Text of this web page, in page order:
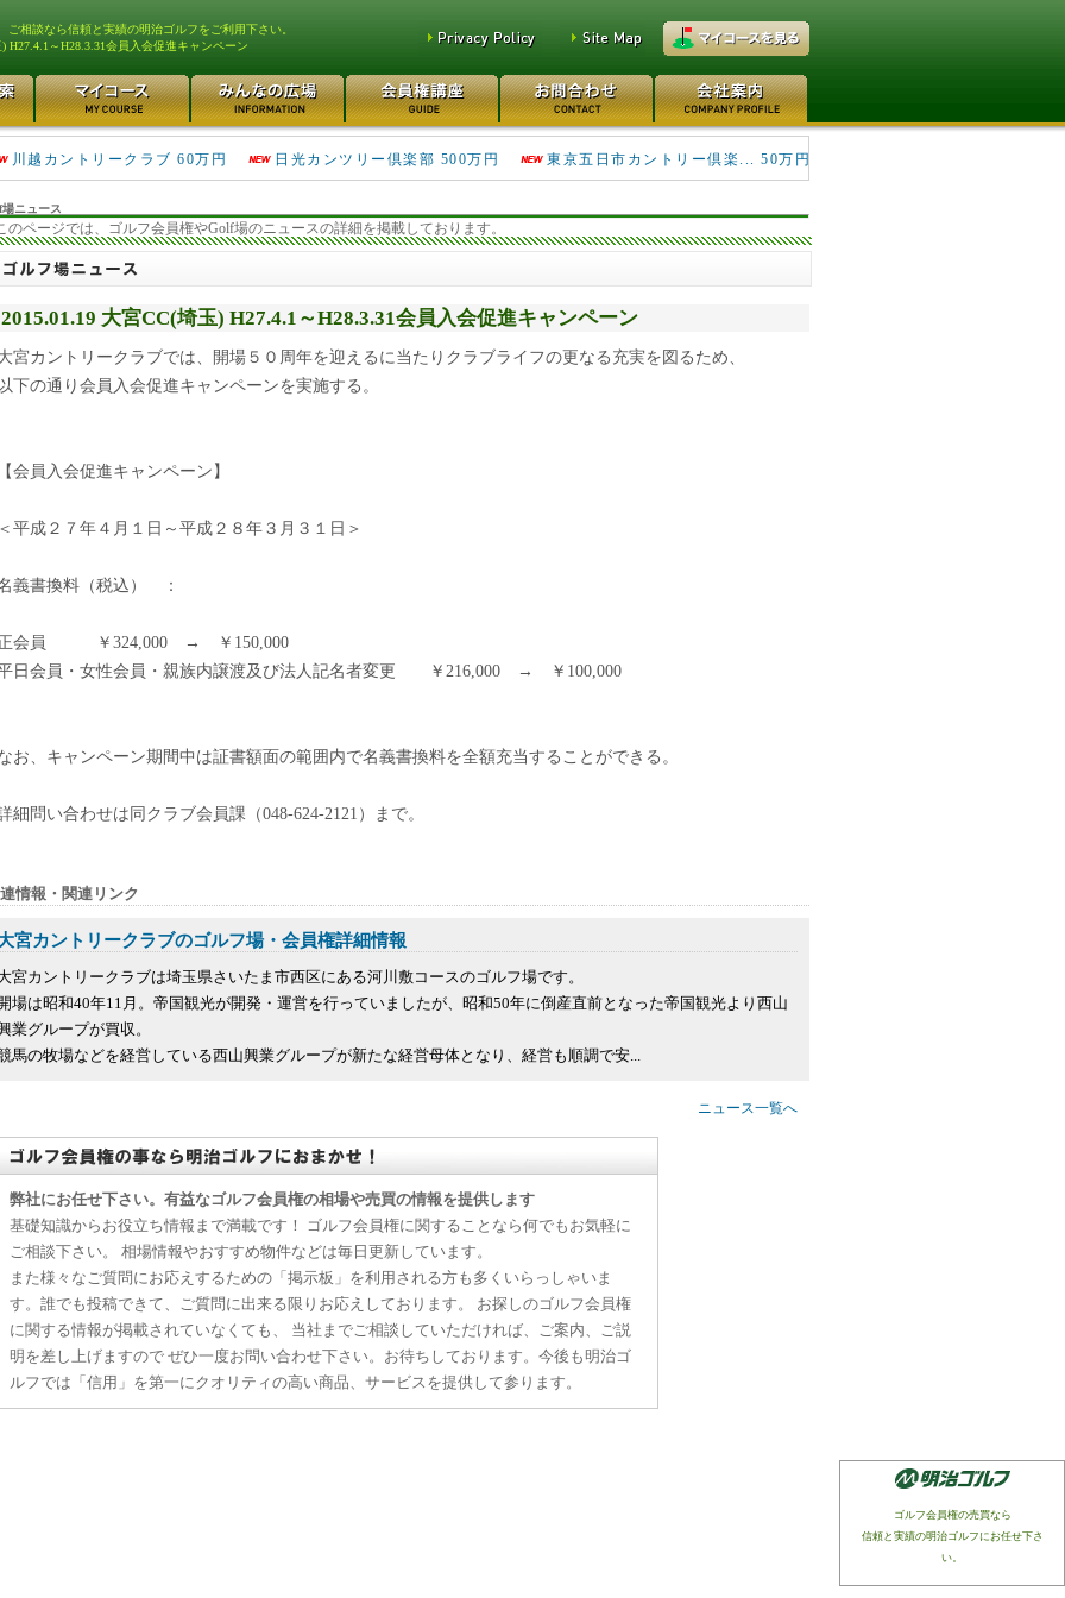
ご相談なら信頼と実績の明治ゴルフをご利用下さい。
H27.4.1～H28.3.31会員入会促進キャンペーン
津久井湖ゴルフ倶楽部 80万円 鴻巣カントリークラブ 70万円
キングフィールズゴルフク... 690万円
川越カントリークラブ 60万円
日光カンツリー倶楽部 500万円 東京五日市カントリー倶楽... 50万円
ニュース
のページでは、ゴルフ会員権やGolf場のニュースの詳細を掲載しております。
2015.01.19 大宮CC(埼玉) H27.4.1～H28.3.31会員入会促進キャンペーン
宮カントリークラブでは、開場５０周年を迎えるに当たりクラブライフの更なる充実を図るため、
下の通り会員入会促進キャンペーンを実施する。
会員入会促進キャンペーン】
平成２７年４月１日～平成２８年３月３１日＞
義書換料（税込） ：
会員 ￥324,000 → ￥150,000
日会員・女性会員・親族内譲渡及び法人記名者変更 ￥216,000 → ￥100,000
お、キャンペーン期間中は証書額面の範囲内で名義書換料を全額充当することができる。
細問い合わせは同クラブ会員課（048-624-2121）まで。
情報・関連リンク
宮カントリークラブのゴルフ場・会員権詳細情報
宮カントリークラブは埼玉県さいたま市西区にある河川敷コースのゴルフ場です。
場は昭和40年11月。帝国観光が開発・運営を行っていましたが、昭和50年に倒産直前となった帝国観光より西山
業グループが買収。
馬の牧場などを経営している西山興業グループが新たな経営母体となり、経営も順調で安...
ニュース一覧へ
弊社にお任せ下さい。有益なゴルフ会員権の相場や売買の情報を提供します
基礎知識からお役立ち情報まで満載です！ ゴルフ会員権に関することなら何でもお気軽に
ご相談下さい。 相場情報やおすすめ物件などは毎日更新しています。
また様々なご質問にお応えするための「掲示板」を利用される方も多くいらっしゃいま
す。誰でも投稿できて、ご質問に出来る限りお応えしております。 お探しのゴルフ会員権
に関する情報が掲載されていなくても、 当社までご相談していただければ、ご案内、ご説
明を差し上げますので ぜひ一度お問い合わせ下さい。お待ちしております。今後も明治ゴ
ルフでは「信用」を第一にクオリティの高い商品、サービスを提供して参ります。
ゴルフ会員権の売買なら
信頼と実績の明治ゴルフにお任せ下さ
い。